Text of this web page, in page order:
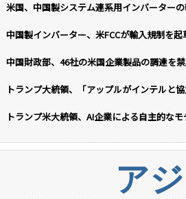
米国、中国製システム連系用インバーター
中国製インバーター、米FCCが輸入規制を
中国財政部、46社の米国企業製品の調達を
トランプ大統領、「アップルがインテルと
トランプ米大統領、AI企業による自主的な
ア